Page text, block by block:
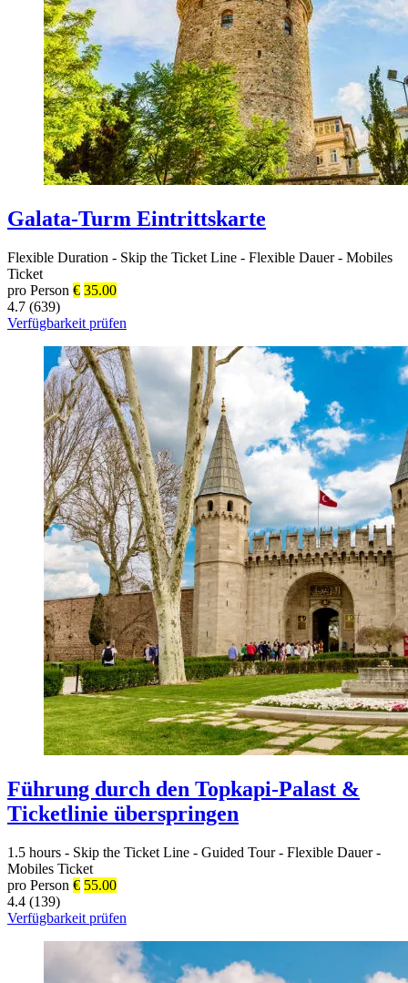
Galata-Turm Eintrittskarte
Flexible Duration - Skip the Ticket Line - Flexible Dauer - Mobiles
Ticket
pro Person € 35.00
4.7 (639)
Verfügbarkeit prüfen
Führung durch den Topkapi-Palast &
Ticketlinie überspringen
1.5 hours - Skip the Ticket Line - Guided Tour - Flexible Dauer -
Mobiles Ticket
pro Person € 55.00
4.4 (139)
Verfügbarkeit prüfen